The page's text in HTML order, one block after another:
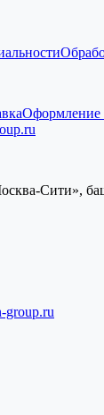
Оформление
Сити»,
group.ru